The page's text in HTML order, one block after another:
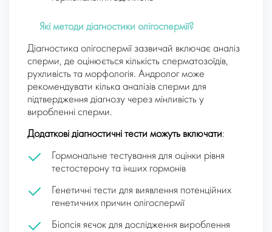
Які методи діагностики олігоспермії?
Діагностика олігоспермії зазвичай включає аналіз
сперми, де оцінюється кількість сперматозоїдів,
рухливість та морфологія. Андролог може
рекомендувати кілька аналізів сперми для
підтвердження діагнозу через мінливість у
виробленні сперми.
Додаткові діагностичні тести можуть включати:
Гормональне тестування для оцінки рівня
тестостерону та інших гормонів
Генетичні тести для виявлення потенційних
генетичних причин олігоспермії
Біопсія яєчок для дослідження вироблення